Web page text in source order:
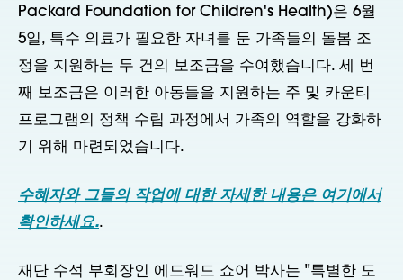
Packard Foundation for Children's Health)은 6월
5일, 특수 의료가 필요한 자녀를 둔 가족들의 돌봄 조
정을 지원하는 두 건의 보조금을 수여했습니다. 세 번
째 보조금은 이러한 아동들을 지원하는 주 및 카운티
프로그램의 정책 수립 과정에서 가족의 역할을 강화하
기 위해 마련되었습니다.
수혜자와 그들의 작업에 대한 자세한 내용은 여기에서
확인하세요..
재단 수석 부회장인 에드워드 쇼어 박사는 "특별한 도